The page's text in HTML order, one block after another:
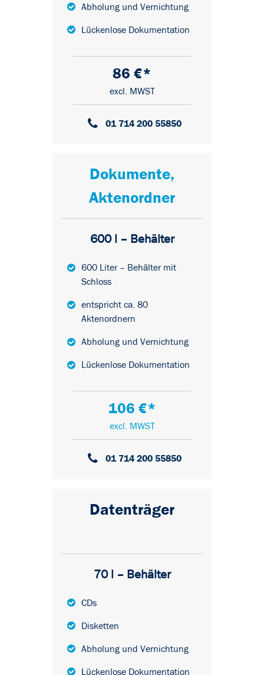
Abholung und Vernichtung
Lückenlose Dokumentation
86 €*
excl. MWST
01 714 200 55850
Dokumente,
Aktenordner
600 l – Behälter
600 Liter – Behälter mit
Schloss
entspricht ca. 80
Aktenordnern
Abholung und Vernichtung
Lückenlose Dokumentation
106 €*
excl. MWST
01 714 200 55850
Datenträger
70 l – Behälter
CDs
Disketten
Abholung und Vernichtung
Lückenlose Dokumentation